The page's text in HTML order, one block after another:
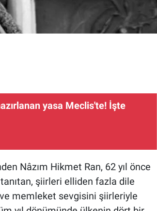
yasa Meclis'te! İşte
Nâzım Hikmet Ran, 62 yıl önce
şiirleri elliden fazla dile
memleket sevgisini şiirleriyle